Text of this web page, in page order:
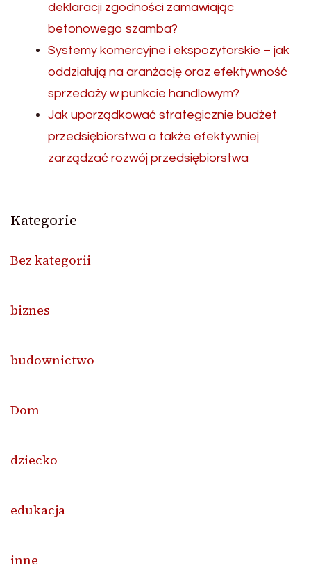
deklaracji zgodności zamawiając
betonowego szamba?
Systemy komercyjne i ekspozytorskie – jak
oddziałują na aranżację oraz efektywność
sprzedaży w punkcie handlowym?
Jak uporządkować strategicznie budżet
przedsiębiorstwa a także efektywniej
zarządzać rozwój przedsiębiorstwa
Kategorie
Bez kategorii
biznes
budownictwo
Dom
dziecko
edukacja
inne